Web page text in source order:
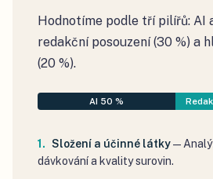
Hodnotíme podle tří pilířů: AI
redakční posouzení (30 %) a
(20 %).
AI 50 %
Složení a účinné látky—
dávkování a kvality surovin.